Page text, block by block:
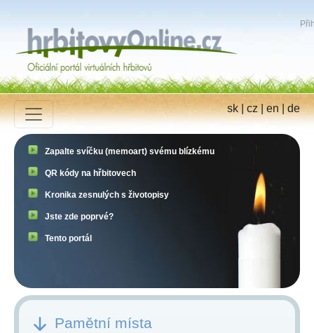
sk|cz|en|de
Zapalte svíčku (memoart) svému blízkému
QR kódy na hřbitovech
Kronika zesnulých s životopisy
Jste zde poprvé?
Tento portál
Pamětní místa